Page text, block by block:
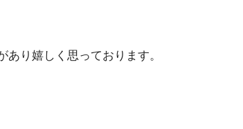
り嬉しく思っております。